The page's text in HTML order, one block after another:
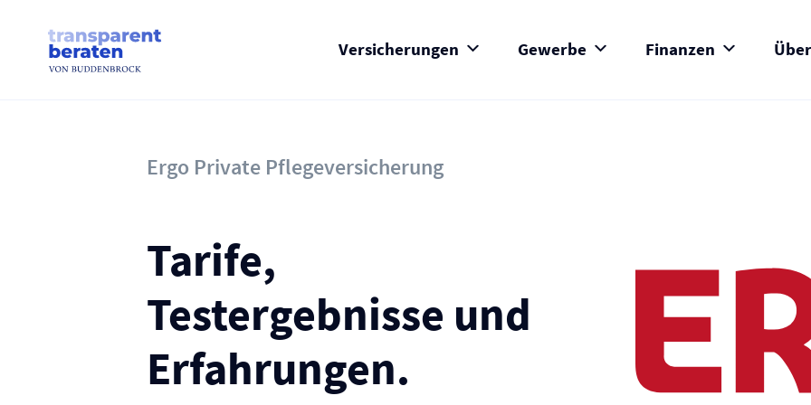
Versicherungen Gewerbe Finanzen
content
Ergo Private Pflege­versicherung
Tarife,
Testergebnisse und
Erfahrungen.